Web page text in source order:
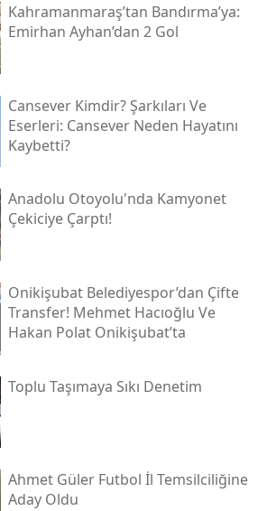
Kahramanmaraş’tan Bandırma’ya:
Emirhan Ayhan’dan 2 Gol
Cansever Kimdir? Şarkıları Ve
Eserleri: Cansever Neden Hayatını
Kaybetti?
Anadolu Otoyolu'nda Kamyonet
Çekiciye Çarptı!
Onikişubat Belediyespor’dan Çifte
Transfer! Mehmet Hacıoğlu Ve
Hakan Polat Onikişubat’ta
Toplu Taşımaya Sıkı Denetim
Ahmet Güler Futbol İl Temsilciliğine
Aday Oldu